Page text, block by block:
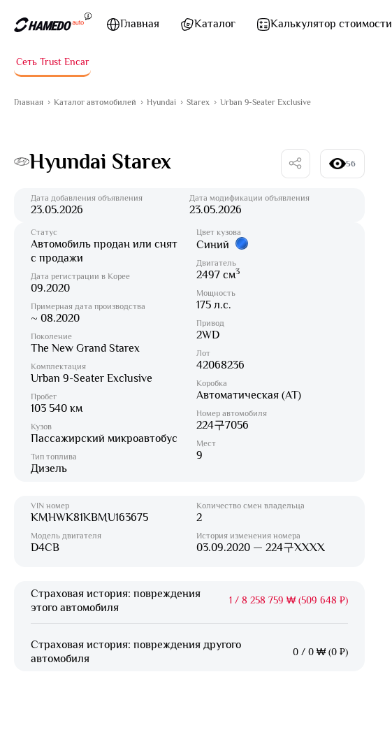
Главная
Каталог Калькулятор стоимости
Сеть Trust Encar
Главная Каталог автомобилей Hyundai Starex Urban 9-Seater Exclusive
Hyundai Starex 56
Дата добавления объявления
23.05.2026
Дата модификации объявления
23.05.2026
Статус
Автомобиль продан или снят
с продажи
Дата регистрации в Корее
09.2020
Примерная дата производства
~ 08.2020
Поколение
The New Grand Starex
Комплектация
Urban 9-Seater Exclusive
Пробег
103 540 км
Кузов
Пассажирский микроавтобус
Тип топлива
Дизель
Цвет кузова
Синий
Двигатель
2497 см3
Мощность
175 л.с.
Привод
2WD
Лот
42068236
Коробка
Автоматическая (AT)
Номер автомобиля
224구7056
Мест
9
VIN номер
KMHWK81KBMU163675
Модель двигателя
D4CB
Количество смен владельца
2
История изменения номера
03.09.2020 — 224구XXXX
Страховая история: повреждения
этого автомобиля
1 / 8 258 759 ₩ (509 648 ₽)
Страховая история: повреждения другого
автомобиля
0 / 0 ₩ (0 ₽)